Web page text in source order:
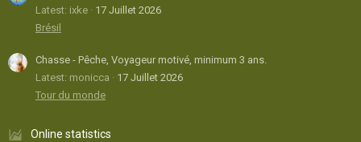
Latest: ixke
17 Juillet 2026
Brésil
Chasse - Pêche, Voyageur motivé, minimum 3 ans.
Latest: monicca
17 Juillet 2026
Tour du monde
Online statistics